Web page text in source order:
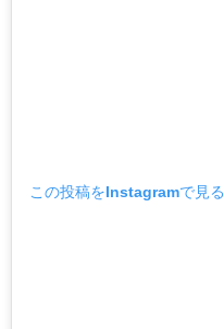
この投稿をInstagramで見る